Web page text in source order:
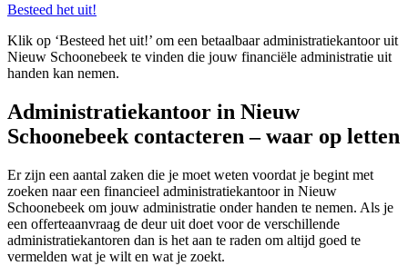
Besteed het uit!
Klik op ‘Besteed het uit!’ om een betaalbaar administratiekantoor uit
Nieuw Schoonebeek te vinden die jouw financiële administratie uit
handen kan nemen.
Administratiekantoor in Nieuw
Schoonebeek contacteren – waar op letten
Er zijn een aantal zaken die je moet weten voordat je begint met
zoeken naar een financieel administratiekantoor in Nieuw
Schoonebeek om jouw administratie onder handen te nemen. Als je
een offerteaanvraag de deur uit doet voor de verschillende
administratiekantoren dan is het aan te raden om altijd goed te
vermelden wat je wilt en wat je zoekt.